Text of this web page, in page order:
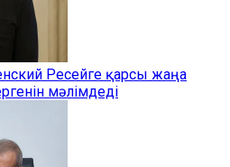
Ресейге қарсы жаңа
мәлімдеді